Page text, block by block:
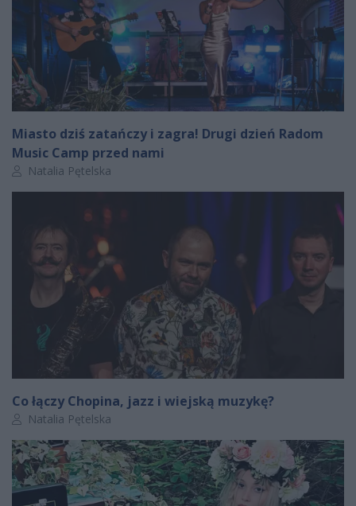
Miasto dziś zatańczy i zagra! Drugi dzień Radom
Music Camp przed nami
Autor artykułu:
Natalia Pętelska
Co łączy Chopina, jazz i wiejską muzykę?
Autor artykułu:
Natalia Pętelska